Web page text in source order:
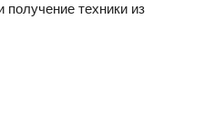
получение техники из